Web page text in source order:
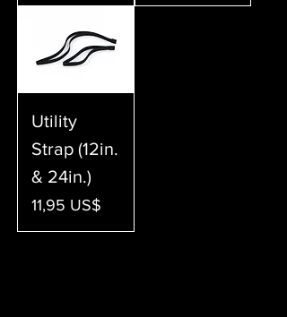
Utility
Strap (12in.
& 24in.)
Precio
11,95 US$